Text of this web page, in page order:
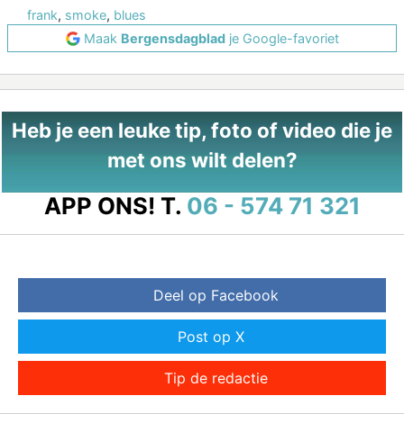
frank, smoke, blues
Maak Bergensdagbladje Google-favoriet
Heb je een leuke tip, foto of video die je
met ons wilt delen?
APP ONS! T. 06 - 574 71 321
Deel op Facebook
Post op X
Tip de redactie